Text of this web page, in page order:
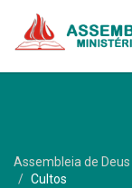
Assembleia de
Cultos